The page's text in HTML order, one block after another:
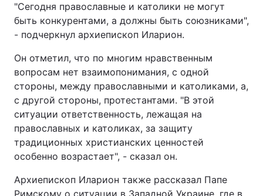
"Сегодня православные и католики не могут
быть конкурентами, а должны быть союзниками",
- подчеркнул архиепископ Иларион.
Он отметил, что по многим нравственным
вопросам нет взаимопонимания, с одной
стороны, между православными и католиками, а,
с другой стороны, протестантами. "В этой
ситуации ответственность, лежащая на
православных и католиках, за защиту
традиционных христианских ценностей
особенно возрастает", - сказал он.
Архиепископ Иларион также рассказал Папе
Римскому о ситуации в Западной Украине, где в